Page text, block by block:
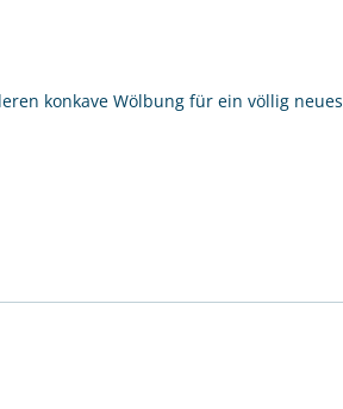
konkave Wölbung für ein völlig neues